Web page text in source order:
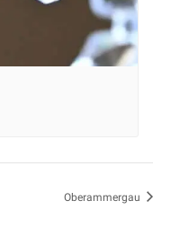
Oberammergau